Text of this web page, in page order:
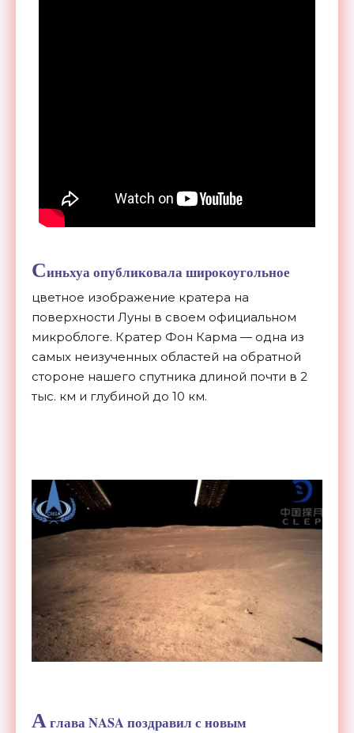
Синьхуа опубликовала широкоугольное
цветное изображение кратера на
поверхности Луны в своем официальном
микроблоге. Кратер Фон Карма — одна из
самых неизученных областей на обратной
стороне нашего спутника длиной почти в 2
тыс. км и глубиной до 10 км.
А глава NASA поздравил с новым